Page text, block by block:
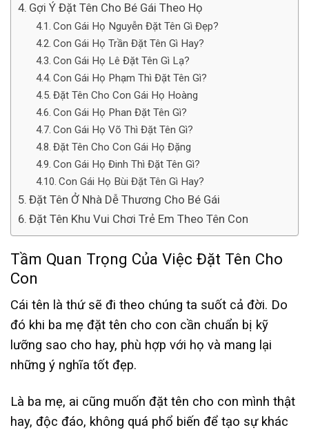
Gợi Ý Đặt Tên Cho Bé Gái Theo Họ
Con Gái Họ Nguyễn Đặt Tên Gì Đẹp?
Con Gái Họ Trần Đặt Tên Gì Hay?
Con Gái Họ Lê Đặt Tên Gì Lạ?
Con Gái Họ Phạm Thì Đặt Tên Gì?
Đặt Tên Cho Con Gái Họ Hoàng
Con Gái Họ Phan Đặt Tên Gì?
Con Gái Họ Võ Thì Đặt Tên Gì?
Đặt Tên Cho Con Gái Họ Đặng
Con Gái Họ Đinh Thì Đặt Tên Gì?
Con Gái Họ Bùi Đặt Tên Gì Hay?
Đặt Tên Ở Nhà Dễ Thương Cho Bé Gái
Đặt Tên Khu Vui Chơi Trẻ Em Theo Tên Con
Tầm Quan Trọng Của Việc Đặt Tên Cho
Con
Cái tên là thứ sẽ đi theo chúng ta suốt cả đời. Do
đó khi ba mẹ đặt tên cho con cần chuẩn bị kỹ
lưỡng sao cho hay, phù hợp với họ và mang lại
những ý nghĩa tốt đẹp.
Là ba mẹ, ai cũng muốn đặt tên cho con mình thật
hay, độc đáo, không quá phổ biến để tạo sự khác